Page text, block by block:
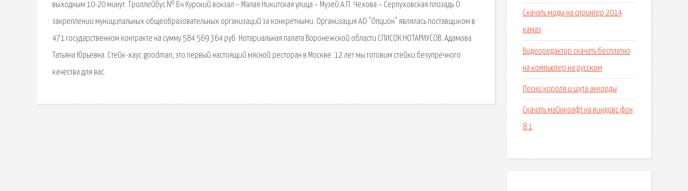
выходным 10-20 минут. Троллейбус № Бч Курский вокзал – Малая Никитская улица – Музей А.П. Чехова – Серпуховская плозадь О
закреплении муниципальных общеобразовательных организаций за конкретными. Организация АО "Опцион" являлась поставщиком в
471 государственном контракте на сумму 584 569 364 руб. Нотариальная палата Воронежской области СПИСОК НОТАРИУСОВ. Адамова
Татьяна Юрьевна. Стейк-хаус goodman, это первый настоящий мясной ресторан в Москве. 12 лет мы готовим стейки безупречного
качества для вас.
Скачать моды на спринтер 2014
камаз
Видеоредактор скачать бесплатно
на компьютер на русском
Песни короля и шута аккорды
Скачать майнкрафт на виндовс фон
8 1